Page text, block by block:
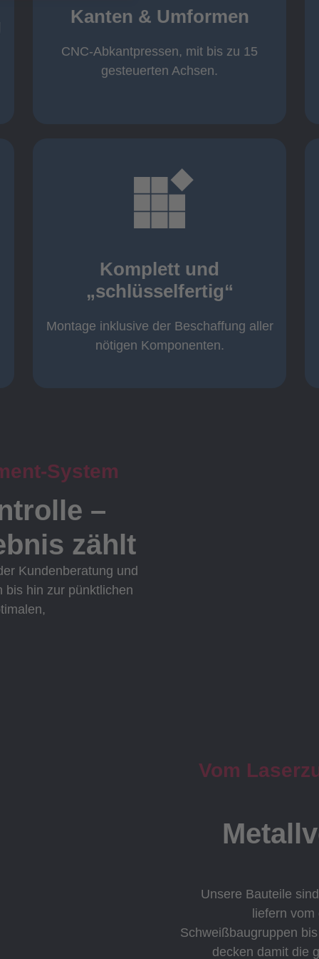
Kanten & Umformen
CNC-Abkantpressen, mit bis zu 15
gesteuerten Achsen.
Kanten & Umformen
von 160 kN bis 4000 kN
von 600 mm bis 4000 mm
Komplett und
„schlüsselfertig“
Montage inklusive der Beschaffung aller
nötigen Komponenten.
Komplett und
„schlüsselfertig“:
Komponenten von Elting
mehr erfahren
System
–
zählt
Kundenberatung und
bis hin zur pünktlichen
Vom
Unsere Bauteile
liefern vom
Schweißbaugruppen
decken damit die